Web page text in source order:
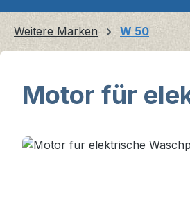
Weitere Marken W 50
Motor für
Bildergalerie überspringen